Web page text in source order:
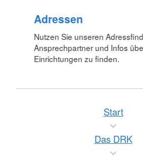
Adressen
Nutzen Sie unseren
Ansprechpartner und Infos
Einrichtungen zu finden.
Start
Das DRK